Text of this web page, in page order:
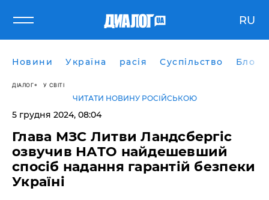
RU
Новини Україна расія Суспільство Блоги
ДІАЛОГ У СВІТІ
ЧИТАТИ НОВИНУ РОСІЙСЬКОЮ
5 грудня 2024, 08:04
Глава МЗС Литви Ландсбергіс
озвучив НАТО найдешевший
спосіб надання гарантій безпеки
Україні